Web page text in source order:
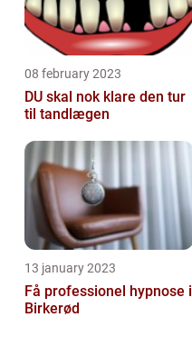
08 february 2023
DU skal nok klare den tur
til tandlægen
13 january 2023
Få professionel hypnose i
Birkerød